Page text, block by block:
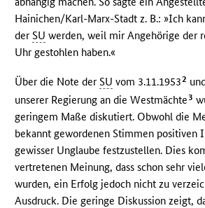
Hainichen/Karl-Marx-Stadt z. B.: »Ich
derSU werden, weil mir Angehörige der
Uhr gestohlen haben.«
Über die Note derSU vom 3.11.19532
unserer Regierung an die Westmächte3
geringem Maße diskutiert. Obwohl die
bekannt gewordenen Stimmen positiven
gewisser Unglaube festzustellen. Dies
vertretenen Meinung, dass schon sehr
wurden, ein Erfolg jedoch nicht zu
Ausdruck. Die geringe Diskussion zeigt,